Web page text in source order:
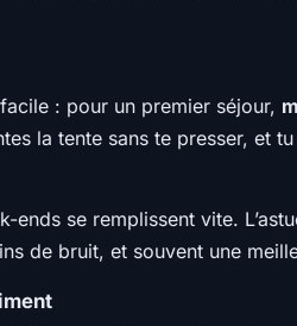
: pour un premier séjour,
la tente sans te presser, et
se remplissent vite.
de bruit, et souvent une